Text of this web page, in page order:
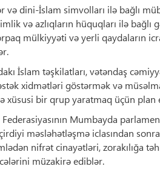
dini-İslam simvolları ilə bağlı
və azlıqların hüquqları ilə bağlı
mülkiyyəti və yerli qaydaların
İslam təşkilatları, vətəndaş
xidmətləri göstərmək və
xüsusi bir qrup yaratmaq üçün plan
Mumbayda
məsləhətləşmə iclasından
nifrət cinayətləri, zorakılığa
müzakirə ediblər.